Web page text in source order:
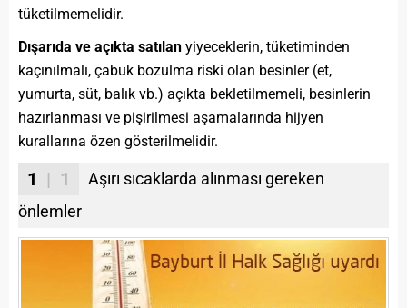
tüketilmemelidir.
Dışarıda ve açıkta satılan yiyeceklerin, tüketiminden
kaçınılmalı, çabuk bozulma riski olan besinler (et,
yumurta, süt, balık vb.) açıkta bekletilmemeli, besinlerin
hazırlanması ve pişirilmesi aşamalarında hijyen
kurallarına özen gösterilmelidir.
1 | 1
Aşırı sıcaklarda alınması gereken
önlemler